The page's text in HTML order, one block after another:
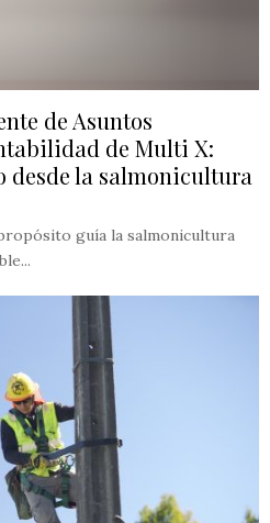
de Asuntos
de Multi X:
la salmonicultura
guía la salmonicultura